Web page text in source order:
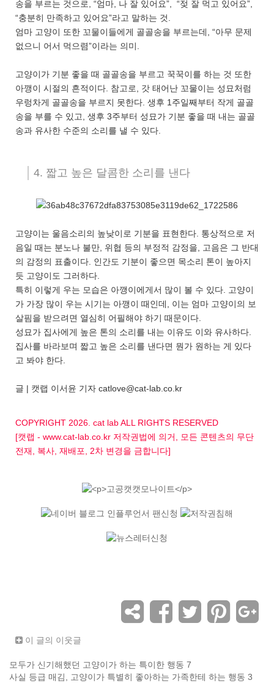
송을 부르는 것으로, “엄마, 나 잘 있어요”, “젖 잘 먹고 있어요”,
“충분히 만족하고 있어요”라고 말하는 것.
엄마 고양이 또한 꼬물이들에게 골골송을 부르는데, “아무 문제
없으니 어서 먹으렴”이라는 의미.
고양이가 기분 좋을 때 골골송을 부르고 꾹꾹이를 하는 것 또한
아깽이 시절의 흔적이다. 참고로, 갓 태어난 꼬물이는 성묘처럼
우렁차게 골골송을 부르지 못한다. 생후 1주일째부터 작게 골골
송을 부를 수 있고, 생후 3주부터 성묘가 기분 좋을 때 내는 골골
송과 유사한 수준의 소리를 낼 수 있다.
4. 짧고 높은 달콤한 소리를 낸다
고양이는 울음소리의 높낮이로 기분을 표현한다. 통상적으로 저
음일 때는 분노나 불만, 위협 등의 부정적 감정을, 고음은 그 반대
의 감정의 표출이다. 인간도 기분이 좋으면 목소리 톤이 높아지
듯 고양이도 그러하다.
특히 이렇게 우는 모습은 아깽이에게서 많이 볼 수 있다. 고양이
가 가장 많이 우는 시기는 아깽이 때인데, 이는 엄마 고양이의 보
살핌을 받으려면 열심히 어필해야 하기 때문이다.
성묘가 집사에게 높은 톤의 소리를 내는 이유도 이와 유사하다.
집사를 바라보며 짧고 높은 소리를 낸다면 뭔가 원하는 게 있다
고 봐야 한다.
글 | 캣랩 이서윤 기자 catlove@cat-lab.co.kr
COPYRIGHT 2026. cat lab ALL RIGHTS RESERVED
[캣랩 - www.cat-lab.co.kr 저작권법에 의거, 모든 콘텐츠의 무단
전재, 복사, 재배포, 2차 변경을 금합니다]
이 글의 이웃글
모두가 신기해했던 고양이가 하는 특이한 행동 7
사실 등급 매김, 고양이가 특별히 좋아하는 가족한테 하는 행동 3